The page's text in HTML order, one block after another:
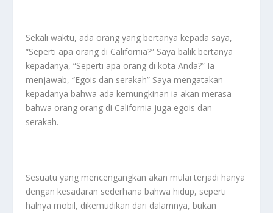
Sekali waktu, ada orang yang bertanya kepada saya,
“Seperti apa orang di California?” Saya balik bertanya
kepadanya, “Seperti apa orang di kota Anda?” Ia
menjawab, “Egois dan serakah” Saya mengatakan
kepadanya bahwa ada kemungkinan ia akan merasa
bahwa orang orang di California juga egois dan
serakah.
Sesuatu yang mencengangkan akan mulai terjadi hanya
dengan kesadaran sederhana bahwa hidup, seperti
halnya mobil, dikemudikan dari dalamnya, bukan